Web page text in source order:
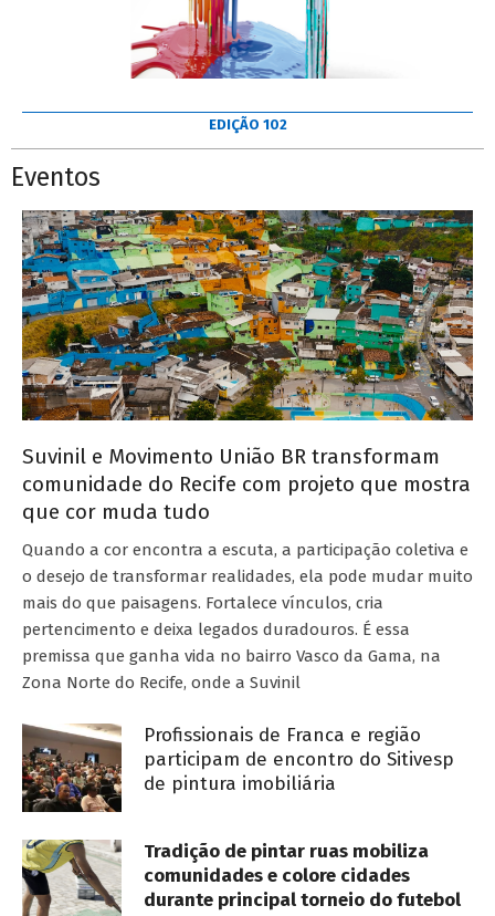
EDIÇÃO 102
Eventos
Suvinil e Movimento União BR transformam
comunidade do Recife com projeto que mostra
que cor muda tudo
Quando a cor encontra a escuta, a participação coletiva e
o desejo de transformar realidades, ela pode mudar muito
mais do que paisagens. Fortalece vínculos, cria
pertencimento e deixa legados duradouros. É essa
premissa que ganha vida no bairro Vasco da Gama, na
Zona Norte do Recife, onde a Suvinil
Profissionais de Franca e região
participam de encontro do Sitivesp
de pintura imobiliária
Tradição de pintar ruas mobiliza
comunidades e colore cidades
durante principal torneio do futebol